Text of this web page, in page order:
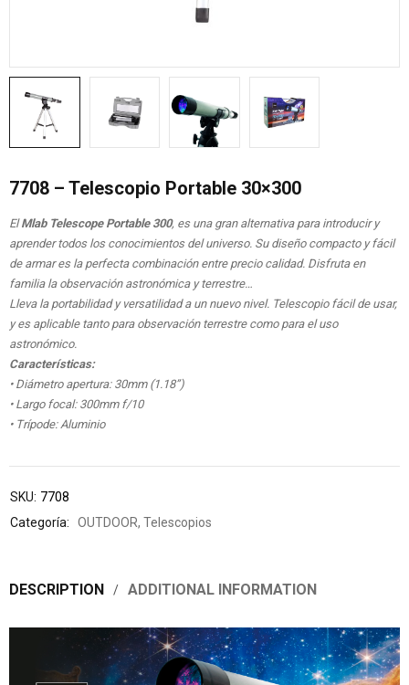
7708 – Telescopio Portable 30×300
ElMlab Telescope Portable 300, es una gran alternativa para introducir y
aprender todos los conocimientos del universo. Su diseño compacto y fácil
de armar es la perfecta combinación entre precio calidad. Disfruta en
familia la observación astronómica y terrestre…
Lleva la portabilidad y versatilidad a un nuevo nivel. Telescopio fácil de usar,
y es aplicable tanto para observación terrestre como para el uso
astronómico.
Características:
• Diámetro apertura: 30mm (1.18”)
• Largo focal: 300mm f/10
• Trípode: Aluminio
SKU: 7708
Categoría:
OUTDOOR, Telescopios
DESCRIPTION ADDITIONAL INFORMATION